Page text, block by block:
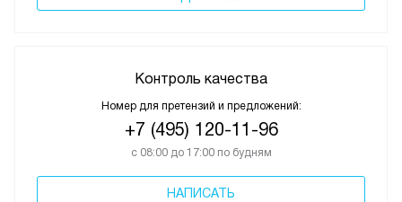
Контроль качества
Номер для претензий и предложений:
+7 (495) 120-11-96
с 08:00 до 17:00 по будням
НАПИСАТЬ